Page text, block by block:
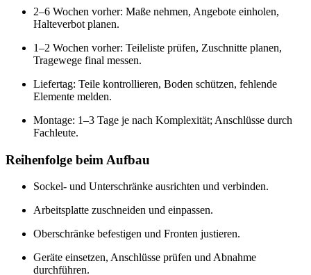
2–6 Wochen vorher: Maße nehmen, Angebote einholen,
Halteverbot planen.
1–2 Wochen vorher: Teileliste prüfen, Zuschnitte planen,
Tragewege final messen.
Liefertag: Teile kontrollieren, Boden schützen, fehlende
Elemente melden.
Montage: 1–3 Tage je nach Komplexität; Anschlüsse durch
Fachleute.
Reihenfolge beim Aufbau
Sockel- und Unterschränke ausrichten und verbinden.
Arbeitsplatte zuschneiden und einpassen.
Oberschränke befestigen und Fronten justieren.
Geräte einsetzen, Anschlüsse prüfen und Abnahme
durchführen.